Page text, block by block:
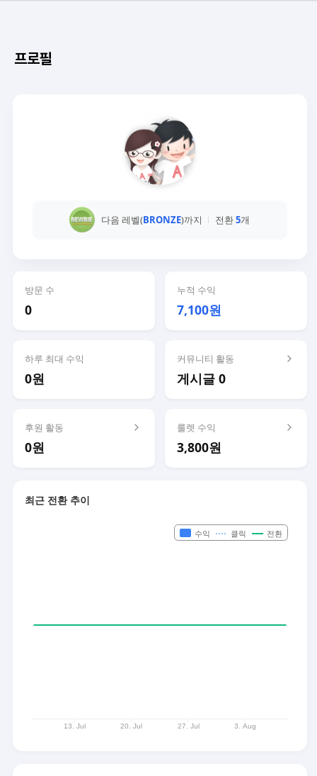
프로필
다음 레벨(BRONZE)까지 전환5개
방문 수
0
누적 수익
7,100원
하루 최대 수익
0원
커뮤니티 활동
게시글 0
후원 활동
0원
룰렛 수익
3,800원
최근 전환 추이